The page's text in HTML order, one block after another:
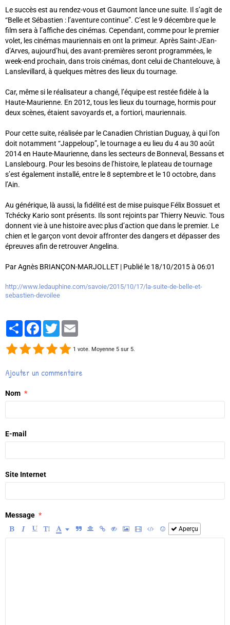
Le succès est au rendez-vous et Gaumont lance une suite. Il s’agit de
“Belle et Sébastien : l’aventure continue”. C’est le 9 décembre que le
film sera à l’affiche des cinémas. Cependant, comme pour le premier
volet, les cinémas mauriennais en ont la primeur. Après Saint-JEan-
d’Arves, aujourd’hui, des avant-premières seront programmées, le
week-end prochain, dans trois cinémas, dont celui de Chantelouve, à
Lanslevillard, à quelques mètres des lieux du tournage.
Car, même si le réalisateur a changé, l’équipe est restée fidèle à la
Haute-Maurienne. En 2012, tous les lieux du tournage, hormis pour
deux scènes, étaient savoyards et, a fortiori, mauriennais.
Pour cette suite, réalisée par le Canadien Christian Duguay, à qui l’on
doit notamment “Jappeloup”, le tournage a eu lieu du 4 au 30 août
2014 en Haute-Maurienne, dans les secteurs de Bonneval, Bessans et
Lanslebourg. Pour les besoins de l’histoire, le plateau de tournage
s’est également installé, entre le 8 septembre et le 10 octobre, dans
l’Ain.
Au générique, là aussi, la fidélité est de mise puisque Félix Bossuet et
Tchécky Kario sont présents. Ils sont rejoints par Thierry Neuvic. Tous
donnent vie à une histoire avec plus d’action que dans le premier. Le
chien et le garçon vont devoir affronter des dangers et dépasser des
épreuves afin de retrouver Angelina.
Par Agnès BRIANÇON-MARJOLLET | Publié le 18/10/2015 à 06:01
http://www.ledauphine.com/savoie/2015/10/17/la-suite-de-belle-et-
sebastien-devoilee
PartagerFacebook
Twitter
1 vote. Moyenne 5 sur 5.
Ajouter un commentaire
Nom
E-mail
Site Internet
Message
Aperçu